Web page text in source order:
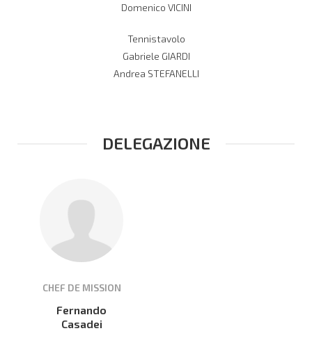
Domenico VICINI
Tennistavolo
Gabriele GIARDI
Andrea STEFANELLI
DELEGAZIONE
CHEF DE MISSION
Fernando
Casadei